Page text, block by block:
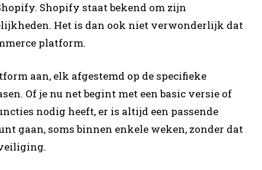
Shopify staat bekend om zijn
Het is dan ook niet verwonderlijk dat
platform.
aan, elk afgestemd op de specifieke
Of je nu net begint met een basic versie of
nodig heeft, er is altijd een passende
gaan, soms binnen enkele weken, zonder dat